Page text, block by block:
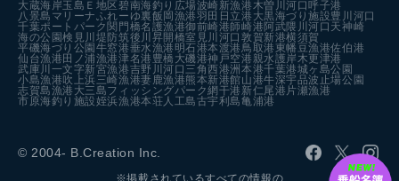
大蔵海岸玉島Ｅ地区 碧南海釣り広場波崎新漁港木曽川河口 呼子港
八景島マリーナふれーゆ裏飯岡漁港羽田 日立港 大黒海づり施設豊川河口
千葉ポートパーク 関門橋名護漁港御前崎港師崎港 阿武隈川河口 天神崎
海の公園検見川堤防筑後川昇開橋室見川河口敦賀新港横須賀
平磯海づり公園 牛窓港垂水漁港 明石港本渡港鳥取港 東幡豆漁港佐伯港
仙台漁港 田ノ浦漁港津名港 豊橋 大磯港神戸空港親水護岸木更津港
武庫川一文字新宮漁港吉野川河口 三角西港洲本港千葉港城ヶ島公園
小島漁港吹上浜三崎漁港妻鹿漁港熊本新港館山港牛深宇品波止場公園
志賀島漁港 大三島フィッシングパーク網干港 新仁尾港 片瀬漁港
市原海釣り施設姪浜漁港本荘人工島古宇利島亀浦港
© 2004- B.Creation Inc.